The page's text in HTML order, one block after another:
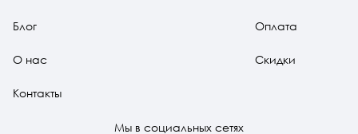
Блог
О нас
Контакты
Оплата
Скидки
Мы в социальных сетях